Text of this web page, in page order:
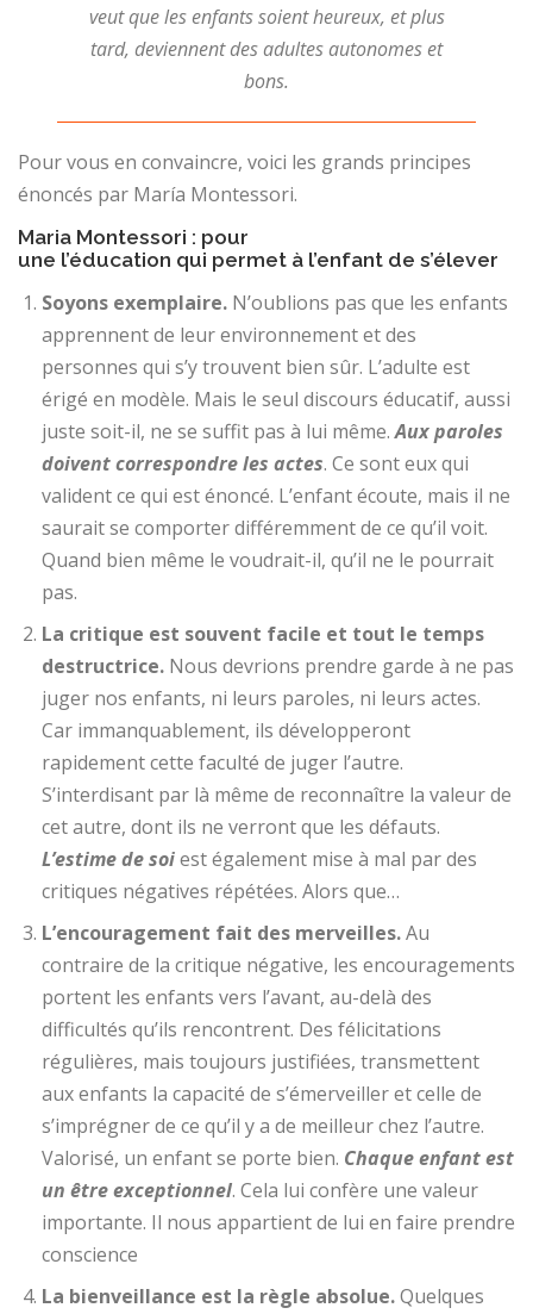
veut que les enfants soient heureux, et plus
tard, deviennent des adultes autonomes et
bons.
Pour vous en convaincre, voici les grands principes
énoncés par María Montessori.
Maria Montessori : pour
une l’éducation qui permet à l’enfant de s’élever
Soyons exemplaire. N’oublions pas que les enfants
apprennent de leur environnement et des
personnes qui s’y trouvent bien sûr. L’adulte est
érigé en modèle. Mais le seul discours éducatif, aussi
juste soit-il, ne se suffit pas à lui même.Aux paroles
doivent correspondre les actes. Ce sont eux qui
valident ce qui est énoncé. L’enfant écoute, mais il ne
saurait se comporter différemment de ce qu’il voit.
Quand bien même le voudrait-il, qu’il ne le pourrait
pas.
La critique est souvent facile et tout le temps
destructrice. Nous devrions prendre garde à ne pas
juger nos enfants, ni leurs paroles, ni leurs actes.
Car immanquablement, ils développeront
rapidement cette faculté de juger l’autre.
S’interdisant par là même de reconnaître la valeur de
cet autre, dont ils ne verront que les défauts.
L’estime de soiest également mise à mal par des
critiques négatives répétées. Alors que…
L’encouragement fait des merveilles.Au
contraire de la critique négative, les encouragements
portent les enfants vers l’avant, au-delà des
difficultés qu’ils rencontrent. Des félicitations
régulières, mais toujours justifiées, transmettent
aux enfants la capacité de s’émerveiller et celle de
s’imprégner de ce qu’il y a de meilleur chez l’autre.
Valorisé, un enfant se porte bien. Chaque enfant est
un être exceptionnel. Cela lui confère une valeur
importante. Il nous appartient de lui en faire prendre
conscience
La bienveillance est la règle absolue.Quelques